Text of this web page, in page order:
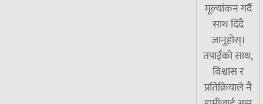
मूल्यांकन गर्दै
साथ दिँदै
जानुहोस्।
तपाईंको साथ,
विश्वास र
प्रतिक्रियाले नै